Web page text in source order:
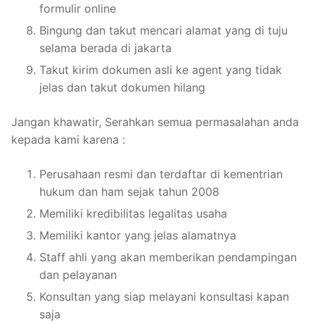
formulir online
Bingung dan takut mencari alamat yang di tuju
selama berada di jakarta
Takut kirim dokumen asli ke agent yang tidak
jelas dan takut dokumen hilang
Jangan khawatir, Serahkan semua permasalahan anda
kepada kami karena :
Perusahaan resmi dan terdaftar di kementrian
hukum dan ham sejak tahun 2008
Memiliki kredibilitas legalitas usaha
Memiliki kantor yang jelas alamatnya
Staff ahli yang akan memberikan pendampingan
dan pelayanan
Konsultan yang siap melayani konsultasi kapan
saja